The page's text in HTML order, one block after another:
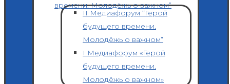
времени. Молодёжь о важном”
II Медиафорум “Герой
будущего времени.
Молодёжь о важном”
I Медиафорум «Герой
будущего времени.
Молодёжь о важном»